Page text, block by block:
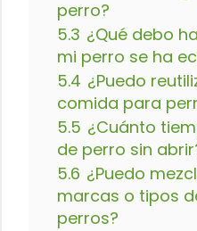
perro?
5.3 ¿Qué debo
mi perro se ha
5.4 ¿Puedo
comida para
5.5 ¿Cuánto
de perro sin
5.6 ¿Puedo
marcas o tipos
perros?